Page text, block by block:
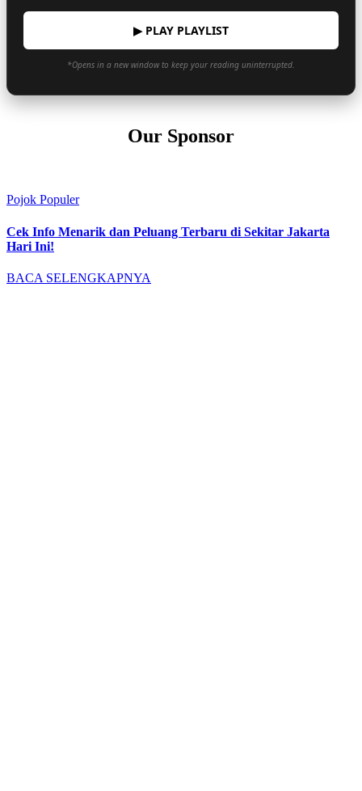
▶ PLAY PLAYLIST
*Opens in a new window to keep your reading uninterrupted.
Our Sponsor
Pojok Populer
Cek Info Menarik dan Peluang Terbaru di Sekitar Jakarta
Hari Ini!
BACA SELENGKAPNYA